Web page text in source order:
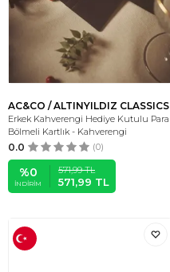
AC&CO / ALTINYILDIZ CLASSICS
Erkek Kahverengi Hediye Kutulu Para
Bölmeli Kartlık - Kahverengi
0.0 (0)
%0
İNDIRIM
571,99TL
571,99 TL